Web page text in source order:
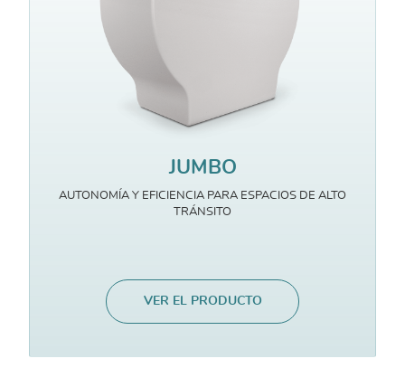
JUMBO
AUTONOMÍA Y EFICIENCIA PARA ESPACIOS DE ALTO
TRÁNSITO
VER EL PRODUCTO